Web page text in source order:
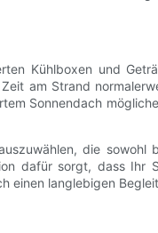
Kühlboxen und
am Strand
Sonnendach
die
dafür sorgt, dass
einen langlebigen